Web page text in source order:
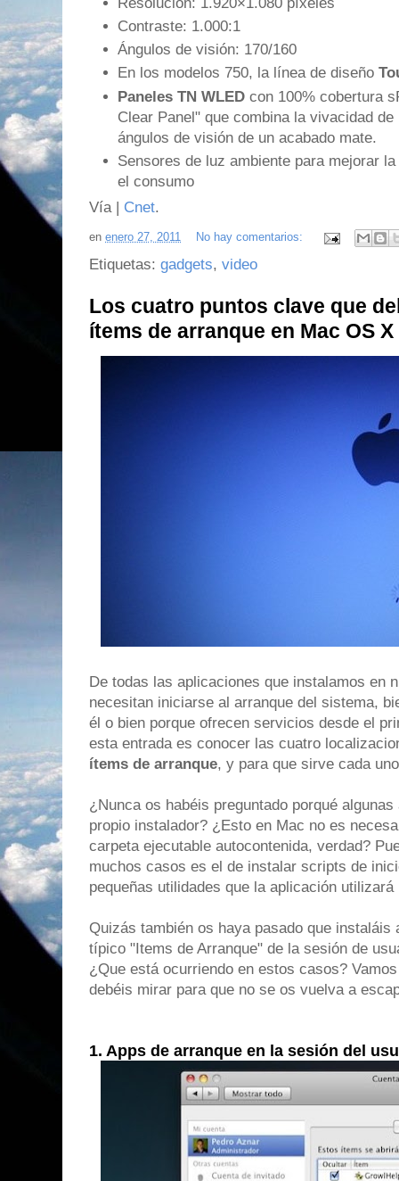
Contraste: 1.000:1
Ángulos de visión: 170/160
En los modelos 750, la línea de diseño
Paneles TN WLED con 100% cobertura
Clear Panel" que combina la vivacidad
ángulos de visión de un acabado mate.
Sensores de luz ambiente para mejorar
el consumo
Vía | Cnet.
en enero 27, 2011 No hay comentarios:
Etiquetas: gadgets, video
Los cuatro puntos clave que
ítems de arranque en Mac OS X
De todas las aplicaciones que instalamos en
necesitan iniciarse al arranque del sistema,
él o bien porque ofrecen servicios desde el
esta entrada es conocer las cuatro
ítems de arranque, y para que sirve cada
¿Nunca os habéis preguntado porqué
propio instalador? ¿Esto en Mac no es
carpeta ejecutable autocontenida, verdad?
muchos casos es el de instalar scripts de
pequeñas utilidades que la aplicación utilizará
Quizás también os haya pasado que instaláis
típico "Items de Arranque" de la sesión de
¿Que está ocurriendo en estos casos?
debéis mirar para que no se os vuelva a
1. Apps de arranque en la sesión del